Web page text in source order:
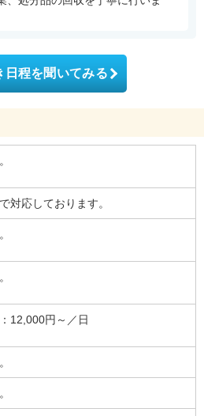
日程を聞いてみる
対応しております。
12,000円～／日